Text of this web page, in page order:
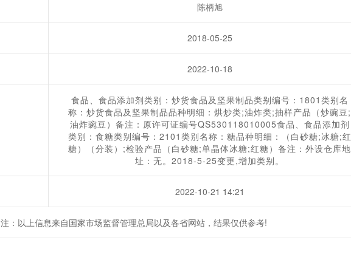
陈柄旭
2018-05-25
2022-10-18
食品、食品添加剂类别：炒货食品及坚果制品类别编号：1801类别名
称：炒货食品及坚果制品品种明细：烘炒类;油炸类;抽样产品（炒豌豆;
油炸豌豆）备注：原许可证编号QS530118010005食品、食品添加剂
类别：食糖类别编号：2101类别名称：糖品种明细：（白砂糖;冰糖;红
糖）（分装）;检验产品（白砂糖;单晶体冰糖;红糖）备注：外设仓库地
址：无。2018-5-25变更,增加类别。
2022-10-21 14:21
注：以上信息来自国家市场监督管理总局以及各省网站，结果仅供参考!